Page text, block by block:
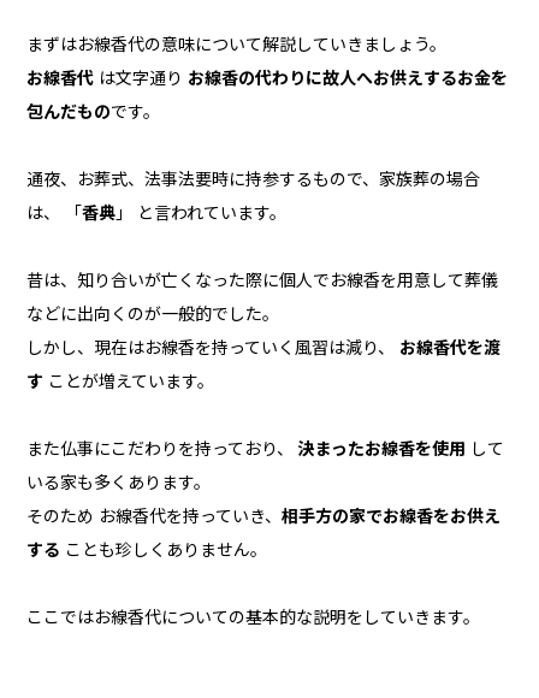
まずはお線香代の意味について解説していきましょう。
お線香代 は文字通り お線香の代わりに故人へお供えするお金を
包んだものです。
通夜、お葬式、法事法要時に持参するもので、家族葬の場合
は、 「香典 」 と言われています。
昔は、知り合いが亡くなった際に個人でお線香を用意して葬儀
などに出向くのが一般的でした。
しかし、現在はお線香を持っていく風習は減り、 お線香代を渡
す ことが増えています。
また仏事にこだわりを持っており、決まったお線香を使用 して
いる家も多くあります。
そのため お線香代を持っていき、相手方の家でお線香をお供え
する ことも珍しくありません。
ここではお線香代についての基本的な説明をしていきます。